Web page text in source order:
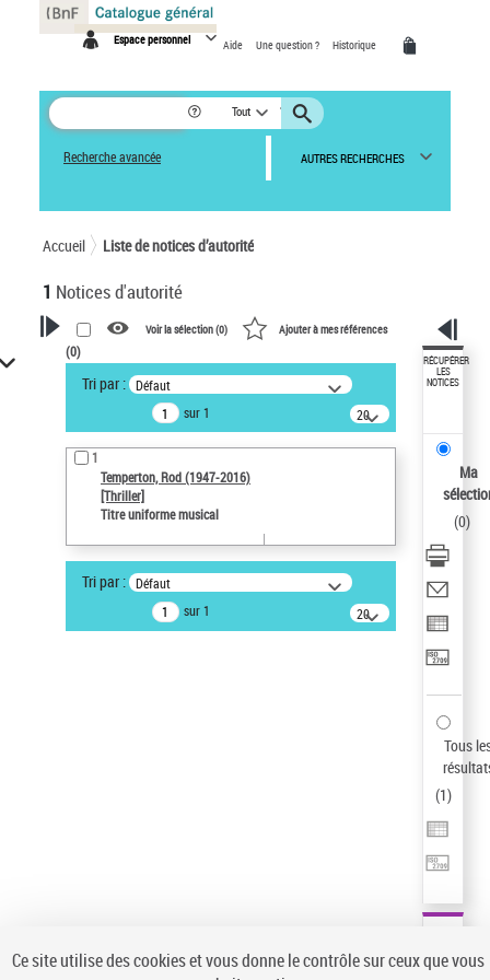
Espace personnel Aide Une question ? Historique
Tout
Recherche avancée AUTRES RECHERCHES
Accueil Liste de notices d’autorité
1 Notices d'autorité
VOTRE RECHERCHE
Recherche avancée dans les
notices d’autorité
Œuvres liées à l'auteur :
Temperton, Rod (1947-2016)
Auteur d’œuvre
Type de notice d'autorité
Voir la sélection (0) Ajouter à mes références
(0)
Tri par : Défaut
sur 1
20
résultats/page
1
Temperton, Rod (1947-2016)
[Thriller]
Titre uniforme musical
Tri par : Défaut
sur 1
20
résultats/page
RÉCUPÉRER
LES
NOTICES
Ma
(0)
Tous
(1)
Panneau de gestion des cookies
Ce site utilise des cookies et vous donne le contrôle sur ceux que vous